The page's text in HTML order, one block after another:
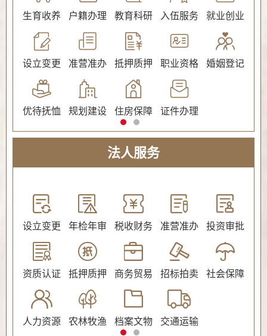
生育收养 户籍办理 教育科研 入伍服务 就业创业
设立变更 准营准办 抵押质押 职业资格 婚姻登记
优待抚恤 规划建设 住房保障 证件办理
法人服务
设立变更 年检年审 税收财务 准营准办 投资审批
资质认证 抵押质押 商务贸易 招标拍卖 社会保障
人力资源 农林牧渔 档案文物 交通运输